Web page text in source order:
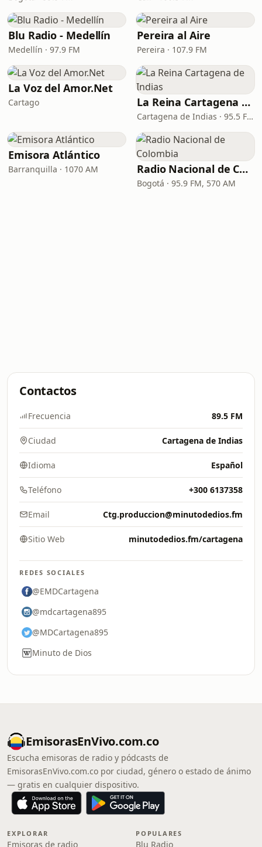
Blu Radio - Medellín
Medellín · 97.9 FM
Pereira al Aire
Pereira · 107.9 FM
La Voz del Amor.Net
Cartago La Reina Cartagena de Indias
Cartagena de Indias · 95.5 FM
Emisora Atlántico
Barranquilla · 1070 AM Radio Nacional de Colombia
Bogotá · 95.9 FM, 570 AM
Contactos
Frecuencia 89.5 FM
Ciudad Cartagena de Indias
Idioma Español
Teléfono +300 6137358
Email Ctg.produccion@minutodedios.fm
Sitio Web minutodedios.fm/cartagena
REDES SOCIALES
@EMDCartagena
@mdcartagena895
@MDCartagena895
Minuto de Dios
EmisorasEnVivo.com.co
Escucha emisoras de radio y pódcasts de
EmisorasEnVivo.com.co por ciudad, género o estado de ánimo
— gratis en cualquier dispositivo.
EXPLORAR
Emisoras de radio
POPULARES
Blu Radio